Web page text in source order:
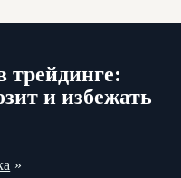
трейдинге:
и избежать